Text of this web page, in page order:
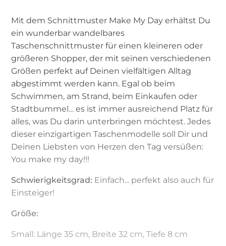
Mit dem Schnittmuster Make My Day erhältst Du
ein wunderbar wandelbares
Taschenschnittmuster für einen kleineren oder
größeren Shopper, der mit seinen verschiedenen
Größen perfekt auf Deinen vielfältigen Alltag
abgestimmt werden kann. Egal ob beim
Schwimmen, am Strand, beim Einkaufen oder
Stadtbummel… es ist immer ausreichend Platz für
alles, was Du darin unterbringen möchtest. Jedes
dieser einzigartigen Taschenmodelle soll Dir und
Deinen Liebsten von Herzen den Tag versüßen:
You make my day!!!
Schwierigkeitsgrad: Einfach... perfekt also auch für
Einsteiger!
Größe:
Small: Länge 35 cm, Breite 32 cm, Tiefe 8 cm